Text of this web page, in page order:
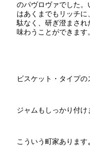
のパヴロヴァでした
はあくまでもリッチ
駄なく、研ぎ澄まさ
味わうことができます
ビスケット・タイプ
ジャムもしっかり付け
こういう町家あります